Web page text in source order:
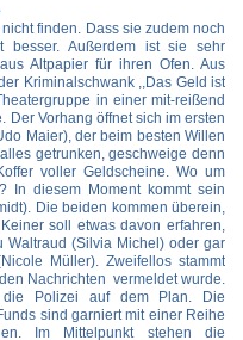
finden. Dass sie zudem noch
besser. Außerdem ist sie sehr
Altpapier für ihren Ofen. Aus
Kriminalschwank ,,Das Geld ist
in einer mit-reißend
Der Vorhang öffnet sich im ersten
Maier), der beim besten Willen
getrunken, geschweige denn
voller Geldscheine. Wo um
In diesem Moment kommt sein
Die beiden kommen überein,
soll etwas davon erfahren,
Waltraud (Silvia Michel) oder gar
Müller). Zweifellos stammt
Nachrichten vermeldet wurde.
Polizei auf dem Plan. Die
sind garniert mit einer Reihe
Im Mittelpunkt stehen die